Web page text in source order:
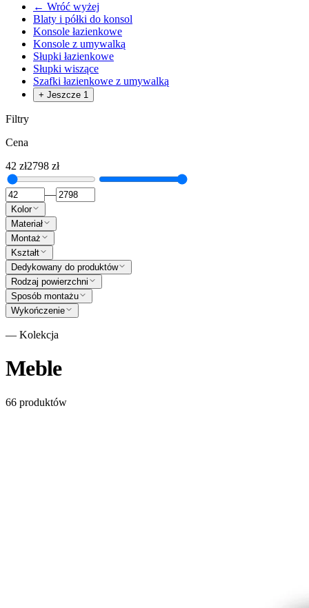
← Wróć wyżej
Blaty i półki do konsol
Konsole łazienkowe
Konsole z umywalką
Słupki łazienkowe
Słupki wiszące
Szafki łazienkowe z umywalką
+ Jeszcze 1
Filtry
Cena
42 zł2798 zł
—
Kolor
Materiał
Montaż
Kształt
Dedykowany do produktów
Rodzaj powierzchni
Sposób montażu
Wykończenie
— Kolekcja
Meble
66 produktów